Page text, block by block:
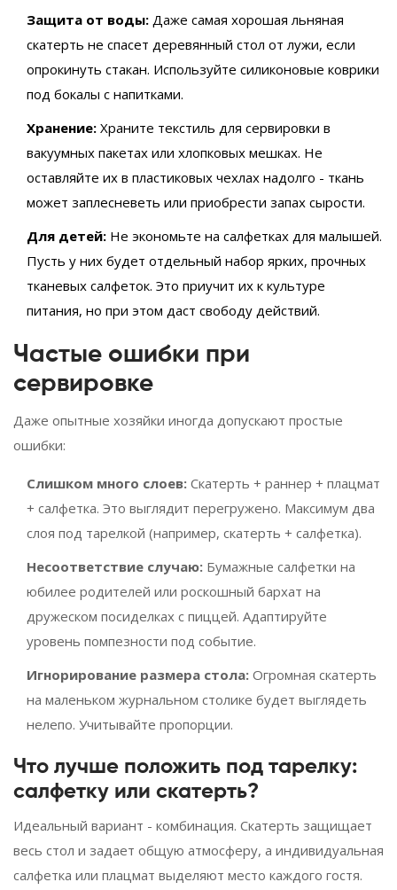
Защита от воды: Даже самая хорошая льняная
скатерть не спасет деревянный стол от лужи, если
опрокинуть стакан. Используйте силиконовые коврики
под бокалы с напитками.
Хранение: Храните текстиль для сервировки в
вакуумных пакетах или хлопковых мешках. Не
оставляйте их в пластиковых чехлах надолго - ткань
может заплесневеть или приобрести запах сырости.
Для детей: Не экономьте на салфетках для малышей.
Пусть у них будет отдельный набор ярких, прочных
тканевых салфеток. Это приучит их к культуре
питания, но при этом даст свободу действий.
Частые ошибки при
сервировке
Даже опытные хозяйки иногда допускают простые
ошибки:
Слишком много слоев: Скатерть + раннер + плацмат
+ салфетка. Это выглядит перегружено. Максимум два
слоя под тарелкой (например, скатерть + салфетка).
Несоответствие случаю: Бумажные салфетки на
юбилее родителей или роскошный бархат на
дружеском посиделках с пиццей. Адаптируйте
уровень помпезности под событие.
Игнорирование размера стола: Огромная скатерть
на маленьком журнальном столике будет выглядеть
нелепо. Учитывайте пропорции.
Что лучше положить под тарелку:
салфетку или скатерть?
Идеальный вариант - комбинация. Скатерть защищает
весь стол и задает общую атмосферу, а индивидуальная
салфетка или плацмат выделяют место каждого гостя.